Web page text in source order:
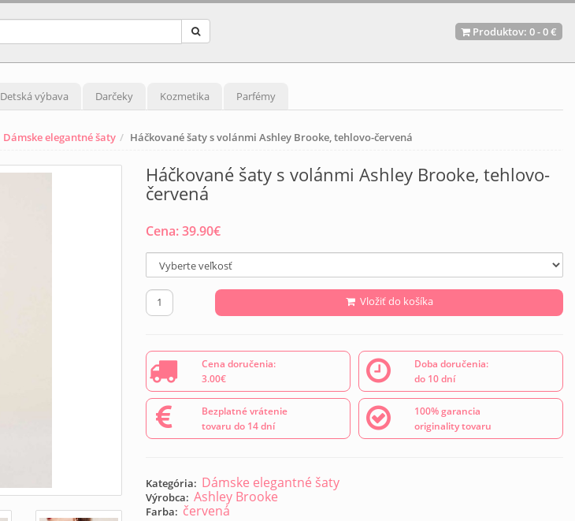
Produktov: 0-0 €
Detská výbava Darčeky Kozmetika Parfémy
Dámske elegantné šaty Háčkované šaty s volánmi Ashley Brooke, tehlovo-červená
Háčkované šaty s volánmi Ashley Brooke, tehlovo-
červená
Cena:39.90€
Vložiť do košíka
Cena doručenia:
3.00€
Doba doručenia:
do 10 dní
Bezplatné vrátenie
tovaru do 14 dní
100% garancia
originality tovaru
Kategória: Dámske elegantné šaty
Výrobca: Ashley Brooke
Farba: červená